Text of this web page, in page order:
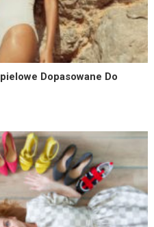
Dopasowane Do